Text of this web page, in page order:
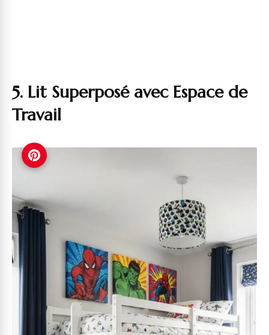
5. Lit Superposé avec Espace de
Travail